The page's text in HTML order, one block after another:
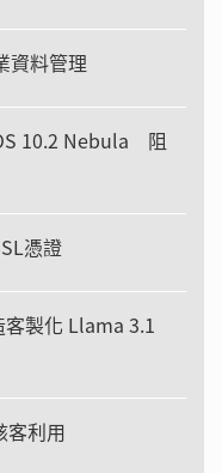
資料管理
10.2 Nebula 阻
憑證
製化 Llama 3.1
客利用